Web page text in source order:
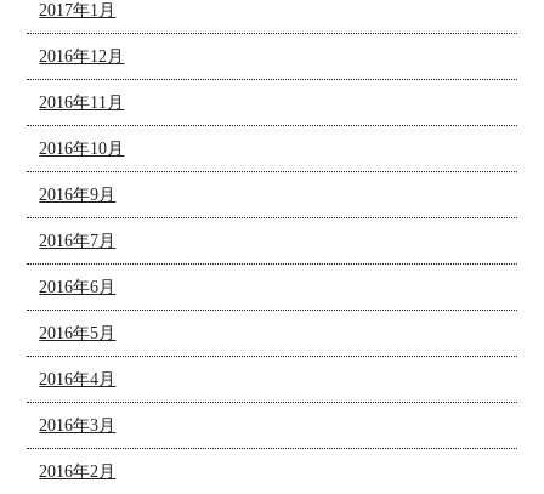
2017年1月
2016年12月
2016年11月
2016年10月
2016年9月
2016年7月
2016年6月
2016年5月
2016年4月
2016年3月
2016年2月